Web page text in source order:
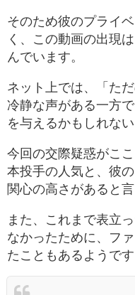
そのため彼のプライ
く、この動画の出現
んでいます。
ネット上では、「た
冷静な声がある一方
を与えるかもしれな
今回の交際疑惑がこ
本投手の人気と、彼
関心の高さがあると言
また、これまで表立
なかったために、フ
たこともあるようです